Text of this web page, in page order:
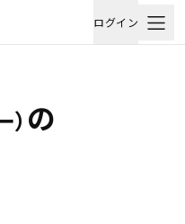
ログイン
） の